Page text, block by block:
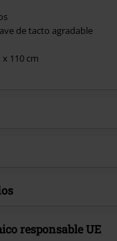
de tacto agradable
110 cm
10/1/24
blanco-negro
100% algodón
responsable UE